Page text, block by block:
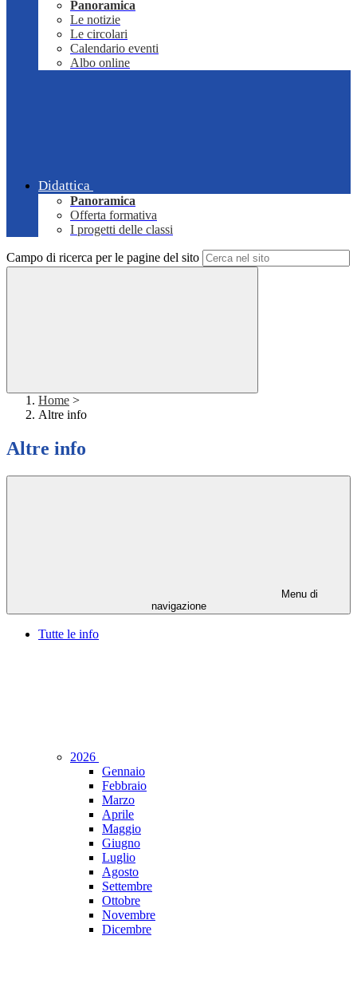
Panoramica
Le notizie
Le circolari
Calendario eventi
Albo online
Didattica
Panoramica
Offerta formativa
I progetti delle classi
Campo di ricerca per le pagine del sito
Home >
Altre info
Altre info
Menu di
navigazione
Tutte le info
2026
Gennaio
Febbraio
Marzo
Aprile
Maggio
Giugno
Luglio
Agosto
Settembre
Ottobre
Novembre
Dicembre